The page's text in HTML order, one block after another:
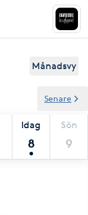
Månadsvy
Idag
8
Sön
9
Senare